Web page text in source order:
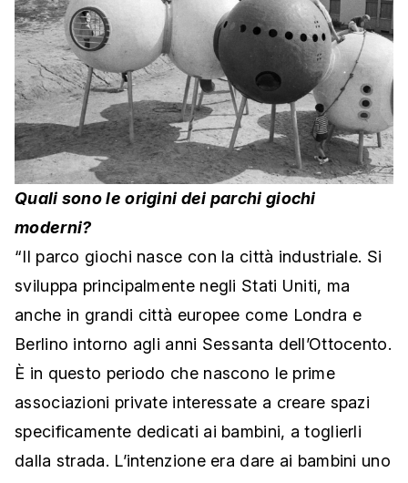
Quali sono le origini dei parchi giochi
moderni?
“Il parco giochi nasce con la città industriale. Si
sviluppa principalmente negli Stati Uniti, ma
anche in grandi città europee come Londra e
Berlino intorno agli anni Sessanta dell’Ottocento.
È in questo periodo che nascono le prime
associazioni private interessate a creare spazi
specificamente dedicati ai bambini, a toglierli
dalla strada. L’intenzione era dare ai bambini uno